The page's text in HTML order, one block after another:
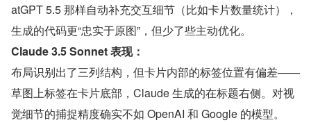
atGPT 5.5 那样自动补充交互细节（比如卡片数量统计），
生成的代码更“忠实于原图”，但少了些主动优化。
Claude 3.5 Sonnet 表现：
布局识别出了三列结构，但卡片内部的标签位置有偏差——
草图上标签在卡片底部，Claude 生成的在标题右侧。对视
觉细节的捕捉精度确实不如 OpenAI 和 Google 的模型。